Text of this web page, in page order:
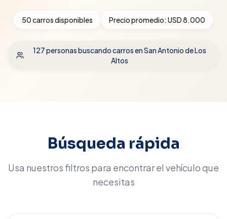
50carros disponibles Precio promedio: USD 8.000
127personas buscando carrosen San Antonio de Los
Altos
Búsqueda rápida
Usa nuestros filtros para encontrar el vehículo que
necesitas